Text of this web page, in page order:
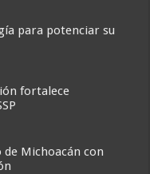
para potenciar su
fortalece
Michoacán con